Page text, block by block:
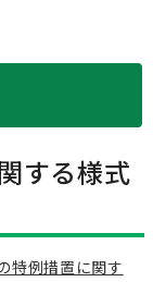
する様式
特例措置に関す